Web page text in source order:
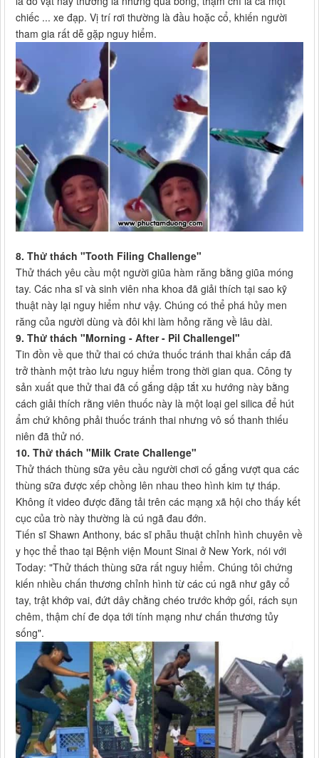
chiếc ... xe đạp. Vị trí rơi thường là đầu hoặc cổ, khiến người
tham gia rất dễ gặp nguy hiểm.
8. Thử thách "Tooth Filing Challenge"
Thử thách yêu cầu một người giũa hàm răng bằng giũa móng
tay. Các nha sĩ và sinh viên nha khoa đã giải thích tại sao kỹ
thuật này lại nguy hiểm như vậy. Chúng có thể phá hủy men
răng của người dùng và đôi khi làm hỏng răng về lâu dài.
9. Thử thách "Morning - After - Pil Challengel"
Tin đồn về que thử thai có chứa thuốc tránh thai khẩn cấp đã
trở thành một trào lưu nguy hiểm trong thời gian qua. Công ty
sản xuất que thử thai đã cố gắng dập tắt xu hướng này bằng
cách giải thích rằng viên thuốc này là một loại gel silica để hút
ẩm chứ không phải thuốc tránh thai nhưng vô số thanh thiếu
niên đã thử nó.
10. Thử thách "Milk Crate Challenge"
Thử thách thùng sữa yêu cầu người chơi cố gắng vượt qua các
thùng sữa được xếp chồng lên nhau theo hình kim tự tháp.
Không ít video được đăng tải trên các mạng xã hội cho thấy kết
cục của trò này thường là cú ngã đau đớn.
Tiến sĩ Shawn Anthony, bác sĩ phẫu thuật chỉnh hình chuyên về
y học thể thao tại Bệnh viện Mount Sinai ở New York, nói với
Today: "Thử thách thùng sữa rất nguy hiểm. Chúng tôi chứng
kiến ​​nhiều chấn thương chỉnh hình từ các cú ngã như gãy cổ
tay, trật khớp vai, đứt dây chằng chéo trước khớp gối, rách sụn
chêm, thậm chí đe dọa tới tính mạng như chấn thương tủy
sống".